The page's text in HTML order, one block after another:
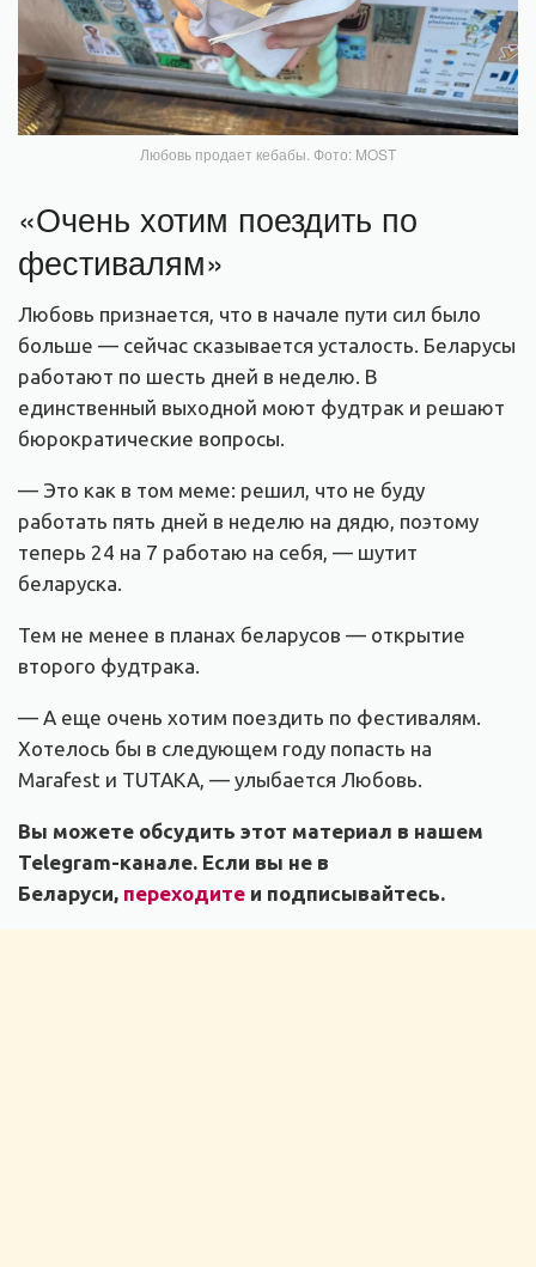
Любовь продает кебабы. Фото: MOST
«Очень хотим поездить по
фестивалям»
Любовь признается, что в начале пути сил было
больше — сейчас сказывается усталость. Беларусы
работают по шесть дней в неделю. В
единственный выходной моют фудтрак и решают
бюрократические вопросы.
— Это как в том меме: решил, что не буду
работать пять дней в неделю на дядю, поэтому
теперь 24 на 7 работаю на себя, — шутит
беларуска.
Тем не менее в планах беларусов — открытие
второго фудтрака.
— А еще очень хотим поездить по фестивалям.
Хотелось бы в следующем году попасть на
Marafest и TUTAKA, — улыбается Любовь.
Вы можете обсудить этот материал в нашем
Telegram-канале. Если вы не в
Беларуси, переходите и подписывайтесь.